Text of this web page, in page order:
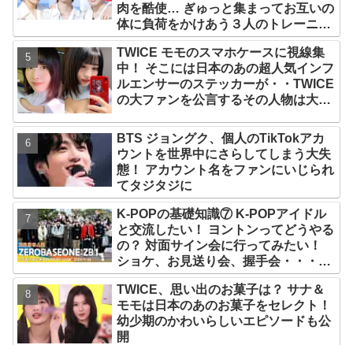
肉を酷使… ぎゅっと集まってお互いの
体に負荷をかけあう３人のトレーニン
グ風景がかわいすぎるとファンくぎづ
け
TWICE モモのスマホケースに視線集
中！ そこには日本のあの超人気インフ
ルエンサーのステッカーが・・TWICE
の大ファンを公言するその人物は大よ
と話題沸騰
BTS ジョングク、個人のTikTokアカ
ウントを世界中にさらしてしまう大失
態！ アカウント名をファンにいじられ
てタジタジに
K-POPの基礎知識⑦ K-POPアイドル
と交流したい！ ヨントンってどうやる
の？ 対面サイン会に行ってみたい！
ショケ、お見送り会、握手会・・・リ
リースイベントあれこれを紹介
TWICE、思い出のお菓子は？ サナ＆
モモは日本のあのお菓子をセレクト！
幼少期のかわいらしいエピソードも公
開